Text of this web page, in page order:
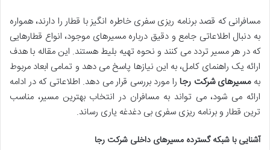
مسافرانی که قصد برنامه ریزی سفری خاطره انگیز با قطار را دارند، همواره
به دنبال اطلاعاتی جامع و دقیق درباره مسیرهای موجود، انواع قطارهایی
که در هر مسیر تردد می کنند و نحوه تهیه بلیط هستند. این مقاله با هدف
ارائه یک راهنمای کامل، به این نیازها پاسخ می دهد و تمامی ابعاد مربوط
بهمسیرهای شرکت رجارا مورد بررسی قرار می دهد. اطلاعاتی که در ادامه
ارائه می شود، می تواند به مسافران در انتخاب بهترین مسیر، مناسب
ترین قطار و برنامه ریزی سفری بی دغدغه یاری رساند.
آشنایی با شبکه گسترده مسیرهای داخلی شرکت رجا